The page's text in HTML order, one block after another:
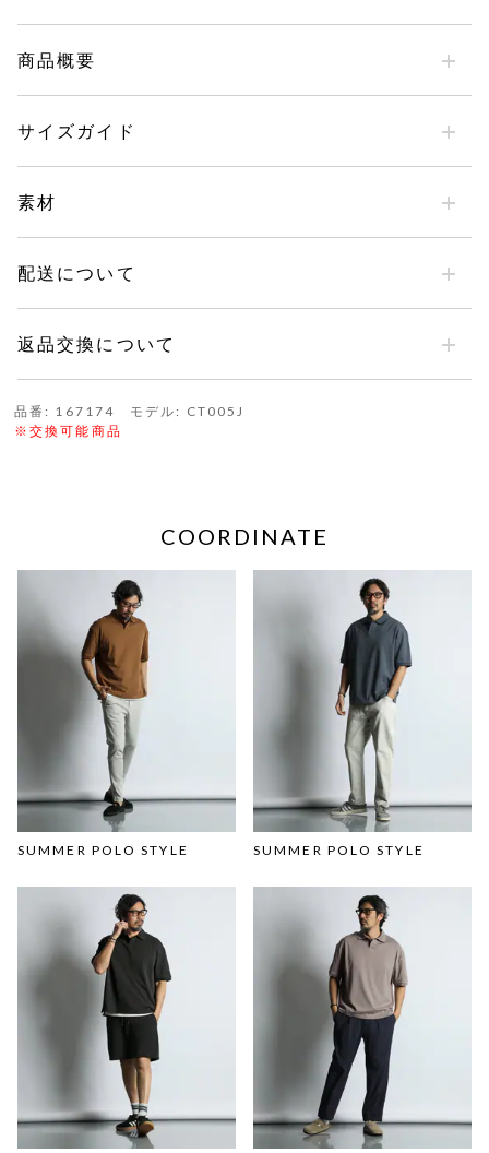
商品概要
サイズガイド
素材
配送について
返品交換について
品番: 167174 モデル: CT005J
※交換可能商品
COORDINATE
SUMMER POLO STYLE SUMMER POLO STYLE